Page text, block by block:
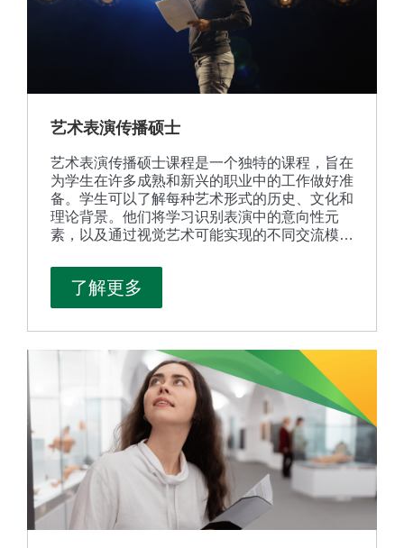
艺术表演传播硕士
艺术表演传播硕士课程是一个独特的课程，旨在
为学生在许多成熟和新兴的职业中的工作做好准
备。学生可以了解每种艺术形式的历史、文化和
理论背景。他们将学习识别表演中的意向性元
素，以及通过视觉艺术可能实现的不同交流模
了解更多